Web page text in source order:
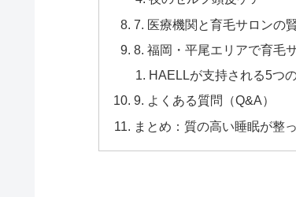
7. 医療機関と育毛サロンの
8. 福岡・平尾エリアで育毛
HAELLが支持される5つ
9. よくある質問（Q&A）
まとめ：質の高い睡眠が整